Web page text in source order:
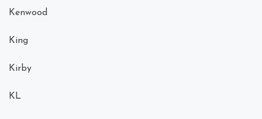
Kenwood
King
Kirby
KL